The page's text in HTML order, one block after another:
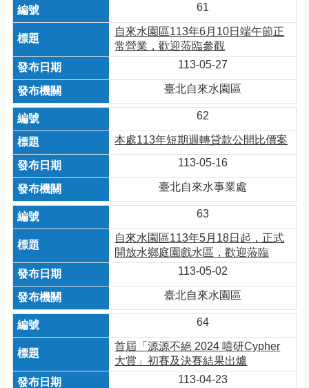
61
自來水園區113年6月10日端午節正
常營業，歡迎蒞臨參觀
113-05-27
臺北自來水園區
62
本處113年短期週轉貸款公開比價案
113-05-16
臺北自來水事業處
63
自來水園區113年5月18日起，正式
開放水鄉庭園戲水區，歡迎蒞臨
113-05-02
臺北自來水園區
64
首屆「源源不絕 2024 嘻研Cypher
大賞」初賽及決賽結果出爐
113-04-23